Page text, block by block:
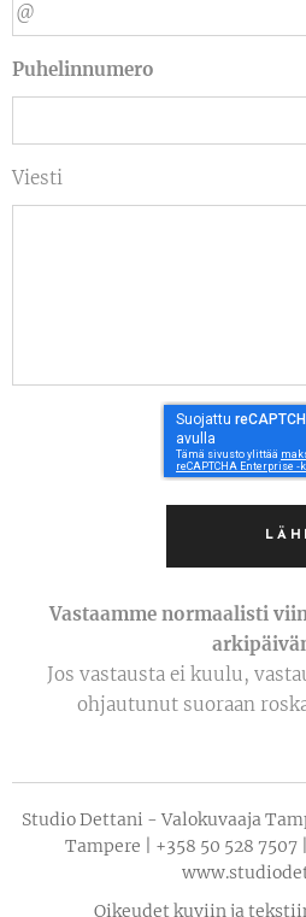
Puhelinnumero
Viesti
Vastaamme normaalisti
Jos vastausta ei kuulu,
ohjautunut suoraan
Studio Dettani - Valokuvaaja
Tampere | +358 50 528
Oikeudet kuviin ja